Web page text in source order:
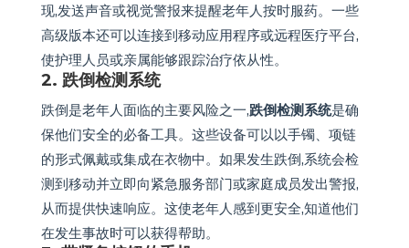
现,发送声音或视觉警报来提醒老年人按时服药。一些
高级版本还可以连接到移动应用程序或远程医疗平台,
使护理人员或亲属能够跟踪治疗依从性。
2. 跌倒检测系统
跌倒是老年人面临的主要风险之一,跌倒检测系统是确
保他们安全的必备工具。这些设备可以以手镯、项链
的形式佩戴或集成在衣物中。如果发生跌倒,系统会检
测到移动并立即向紧急服务部门或家庭成员发出警报,
从而提供快速响应。这使老年人感到更安全,知道他们
在发生事故时可以获得帮助。